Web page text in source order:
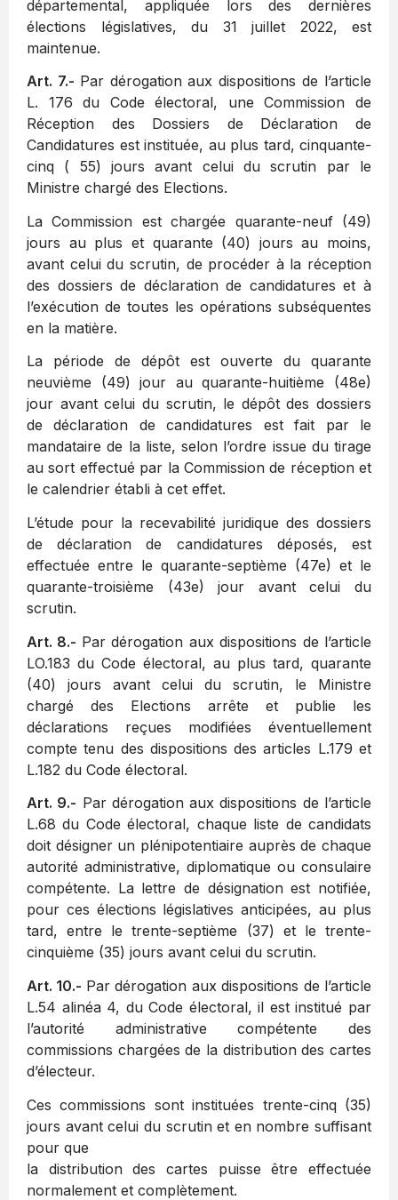
départemental, appliquée lors des dernières
élections législatives, du 31 juillet 2022, est
maintenue.
Art. 7.- Par dérogation aux dispositions de l’article
L. 176 du Code électoral, une Commission de
Réception des Dossiers de Déclaration de
Candidatures est instituée, au plus tard, cinquante-
cinq ( 55) jours avant celui du scrutin par le
Ministre chargé des Elections.
La Commission est chargée quarante-neuf (49)
jours au plus et quarante (40) jours au moins,
avant celui du scrutin, de procéder à la réception
des dossiers de déclaration de candidatures et à
l’exécution de toutes les opérations subséquentes
en la matière.
La période de dépôt est ouverte du quarante
neuvième (49) jour au quarante-huitième (48e)
jour avant celui du scrutin, le dépôt des dossiers
de déclaration de candidatures est fait par le
mandataire de la liste, selon l’ordre issue du tirage
au sort effectué par la Commission de réception et
le calendrier établi à cet effet.
L’étude pour la recevabilité juridique des dossiers
de déclaration de candidatures déposés, est
effectuée entre le quarante-septième (47e) et le
quarante-troisième (43e) jour avant celui du
scrutin.
Art. 8.- Par dérogation aux dispositions de l’article
LO.183 du Code électoral, au plus tard, quarante
(40) jours avant celui du scrutin, le Ministre
chargé des Elections arrête et publie les
déclarations reçues modifiées éventuellement
compte tenu des dispositions des articles L.179 et
L.182 du Code électoral.
Art. 9.- Par dérogation aux dispositions de l’article
L.68 du Code électoral, chaque liste de candidats
doit désigner un plénipotentiaire auprès de chaque
autorité administrative, diplomatique ou consulaire
compétente. La lettre de désignation est notifiée,
pour ces élections législatives anticipées, au plus
tard, entre le trente-septième (37) et le trente-
cinquième (35) jours avant celui du scrutin.
Art. 10.- Par dérogation aux dispositions de l’article
L.54 alinéa 4, du Code électoral, il est institué par
l’autorité administrative compétente des
commissions chargées de la distribution des cartes
d’électeur.
Ces commissions sont instituées trente-cinq (35)
jours avant celui du scrutin et en nombre suffisant
pour que
la distribution des cartes puisse être effectuée
normalement et complètement.